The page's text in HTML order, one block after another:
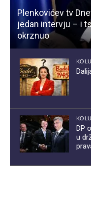
Plenkovićev tv
jedan intervju – i
okrznuo
DP
u